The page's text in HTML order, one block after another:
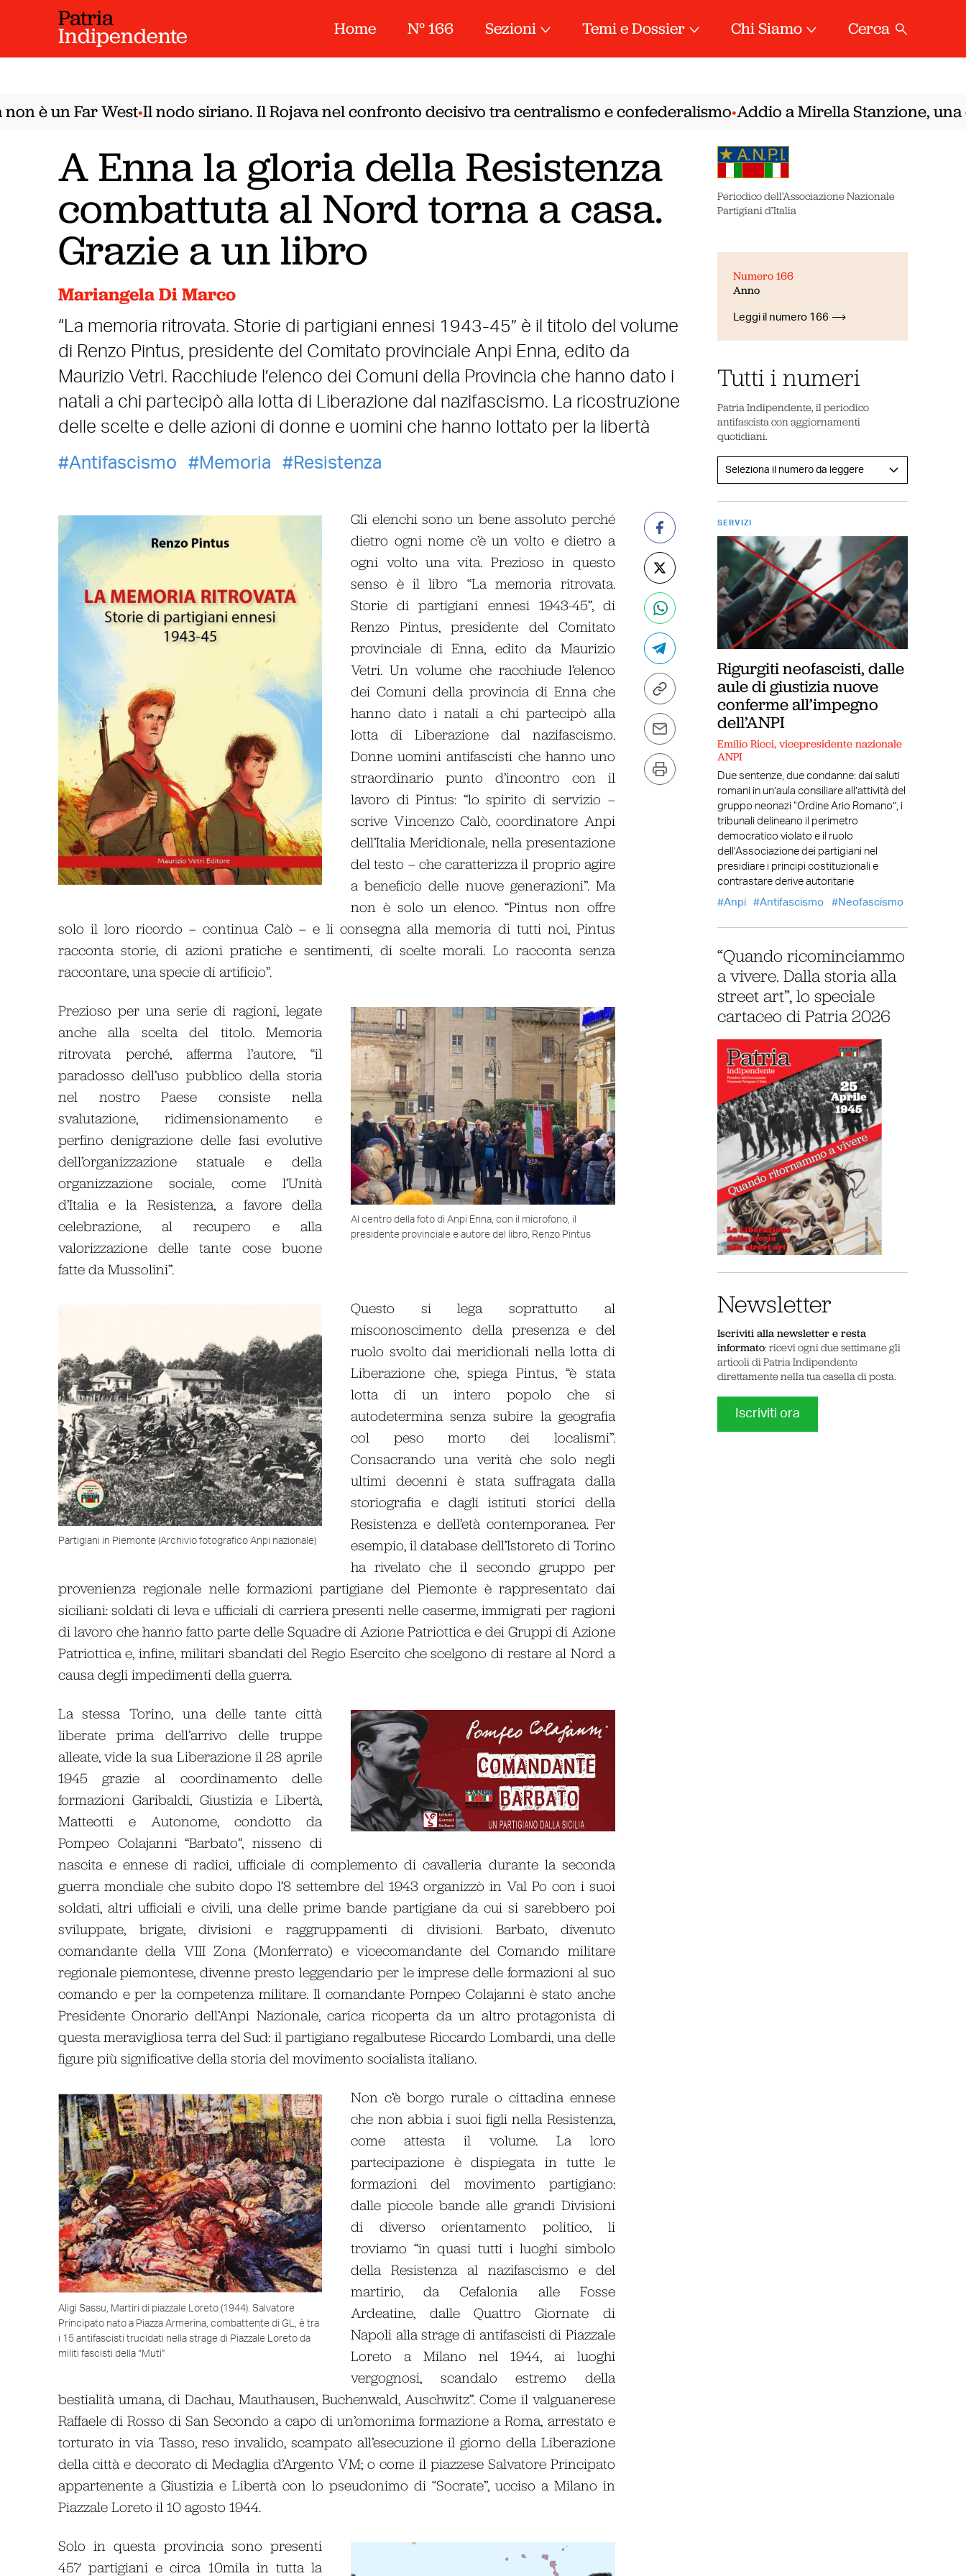
Patria
Indipendente Home N° 166 Sezioni Temi e Dossier Chi Siamo Cerca
è un Far West•Il nodo siriano. Il Rojava nel confronto decisivo tra centralismo e confederalismo•Addio a Mirella Stanzione, una
A Enna la gloria della Resistenza
combattuta al Nord torna a casa.
Grazie a un libro
Mariangela Di Marco
“La memoria ritrovata. Storie di partigiani ennesi 1943-45” è il titolo del volume
di Renzo Pintus, presidente del Comitato provinciale Anpi Enna, edito da
Maurizio Vetri. Racchiude l’elenco dei Comuni della Provincia che hanno dato i
natali a chi partecipò alla lotta di Liberazione dal nazifascismo. La ricostruzione
delle scelte e delle azioni di donne e uomini che hanno lottato per la libertà
Antifascismo
Memoria Resistenza
Gli elenchi sono un bene assoluto perché
dietro ogni nome c’è un volto e dietro a
ogni volto una vita. Prezioso in questo
senso è il libro “La memoria ritrovata.
Storie di partigiani ennesi 1943-45”, di
Renzo Pintus, presidente del Comitato
provinciale di Enna, edito da Maurizio
Vetri. Un volume che racchiude l’elenco
dei Comuni della provincia di Enna che
hanno dato i natali a chi partecipò alla
lotta di Liberazione dal nazifascismo.
Donne uomini antifascisti che hanno uno
straordinario punto d’incontro con il
lavoro di Pintus: “lo spirito di servizio –
scrive Vincenzo Calò, coordinatore Anpi
dell’Italia Meridionale, nella presentazione
del testo – che caratterizza il proprio agire
a beneficio delle nuove generazioni”. Ma
non è solo un elenco. “Pintus non offre
solo il loro ricordo – continua Calò – e li consegna alla memoria di tutti noi, Pintus
racconta storie, di azioni pratiche e sentimenti, di scelte morali. Lo racconta senza
raccontare, una specie di artificio”.
Al centro della foto di Anpi Enna, con il microfono, il
presidente provinciale e autore del libro, Renzo Pintus
Prezioso per una serie di ragioni, legate
anche alla scelta del titolo. Memoria
ritrovata perché, afferma l’autore, “il
paradosso dell’uso pubblico della storia
nel nostro Paese consiste nella
svalutazione, ridimensionamento e
perfino denigrazione delle fasi evolutive
dell’organizzazione statuale e della
organizzazione sociale, come l’Unità
d’Italia e la Resistenza, a favore della
celebrazione, al recupero e alla
valorizzazione delletante cose buone
fatte da Mussolini”.
Partigiani in Piemonte (Archivio fotografico Anpi nazionale)
Questo si lega soprattutto al
misconoscimento della presenza e del
ruolo svolto dai meridionali nella lotta di
Liberazione che, spiega Pintus, “è stata
lotta di un intero popolo che si
autodetermina senza subire la geografia
col peso morto dei localismi”.
Consacrando una verità che solo negli
ultimi decenni è stata suffragata dalla
storiografia e dagli istituti storici della
Resistenza e dell’età contemporanea. Per
esempio, il database dell’Istoreto di Torino
ha rivelato che il secondo gruppo per
provenienza regionale nelle formazioni partigiane del Piemonte è rappresentato dai
siciliani: soldati di leva e ufficiali di carriera presenti nelle caserme, immigrati per ragioni
di lavoro che hanno fatto parte delle Squadre di Azione Patriottica e dei Gruppi di Azione
Patriottica e, infine, militari sbandati del Regio Esercito che scelgono di restare al Nord a
causa degli impedimenti della guerra.
La stessa Torino, una delle tante città
liberate prima dell’arrivo delle truppe
alleate, vide la sua Liberazione il 28 aprile
1945 grazie al coordinamento delle
formazioni Garibaldi, Giustizia e Libertà,
Matteotti e Autonome, condotto da
Pompeo Colajanni “Barbato”, nisseno di
nascita e ennese di radici, ufficiale di complemento di cavalleria durante la seconda
guerra mondiale che subito dopo l’8 settembre del 1943 organizzò in Val Po con i suoi
soldati, altri ufficiali e civili, una delle prime bande partigiane da cui si sarebbero poi
sviluppate, brigate, divisioni e raggruppamenti di divisioni. Barbato, divenuto
comandante della VIII Zona (Monferrato) e vicecomandante del Comando militare
regionale piemontese, divenne presto leggendario per le imprese delle formazioni al suo
comando e per la competenza militare. Il comandante Pompeo Colajanni è stato anche
Presidente Onorario dell’Anpi Nazionale, carica ricoperta da un altro protagonista di
questa meravigliosa terra del Sud: il partigiano regalbutese Riccardo Lombardi, una delle
figure più significative della storia del movimento socialista italiano.
Aligi Sassu, Martiri di piazzale Loreto (1944). Salvatore
Principato nato a Piazza Armerina, combattente di GL, è tra
i 15 antifascisti trucidati nella strage di Piazzale Loreto da
militi fascisti della “Muti”
Non c’è borgo rurale o cittadina ennese
che non abbia i suoi figli nella Resistenza,
come attesta il volume. La loro
partecipazione è dispiegata in tutte le
formazioni del movimento partigiano:
dalle piccole bande alle grandi Divisioni
di diverso orientamento politico, li
troviamo “in quasi tutti i luoghi simbolo
della Resistenza al nazifascismo e del
martirio, da Cefalonia alle Fosse
Ardeatine, dalle Quattro Giornate di
Napoli alla strage di antifascisti di Piazzale
Loreto a Milano nel 1944, ai luoghi
vergognosi, scandalo estremo della
bestialità umana, di Dachau, Mauthausen, Buchenwald, Auschwitz”. Come il valguanerese
Raffaele di Rosso di San Secondo a capo di un’omonima formazione a Roma, arrestato e
torturato in via Tasso, reso invalido, scampato all’esecuzione il giorno della Liberazione
della città e decorato di Medaglia d’Argento VM; o come il piazzese Salvatore Principato
appartenente a Giustizia e Libertà con lo pseudonimo di “Socrate”, ucciso a Milano in
Piazzale Loreto il 10 agosto 1944.
Solo in questa provincia sono presenti
457 partigiani e circa 10mila in tutta la
Periodico dell’Associazione Nazionale
Partigiani d’Italia
Numero 166
Anno
Leggi il numero 166
Tutti i numeri
Patria Indipendente, il periodico
antifascista con aggiornamenti
quotidiani.
SERVIZI
Rigurgiti neofascisti, dalle
aule di giustizia nuove
conferme all’impegno
dell’ANPI
Emilio Ricci, vicepresidente nazionale
ANPI
Due sentenze, due condanne: dai saluti
romani in un’aula consiliare all’attività del
gruppo neonazi “Ordine Ario Romano”, i
tribunali delineano il perimetro
democratico violato e il ruolo
dell’Associazione dei partigiani nel
presidiare i principi costituzionali e
contrastare derive autoritarie
Anpi
Antifascismo Neofascismo
“Quando ricominciammo
a vivere. Dalla storia alla
street art”, lo speciale
cartaceo di Patria 2026
Newsletter
Iscriviti alla newsletter e resta
informato: ricevi ogni due settimane gli
articoli di Patria Indipendente
direttamente nella tua casella di posta.
Iscriviti ora